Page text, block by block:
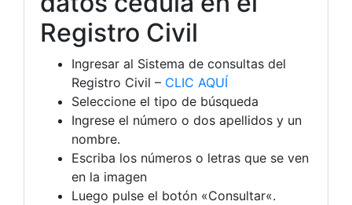
Registro Civil
Ingresar al Sistema de consultas del
Registro Civil – CLIC AQUÍ
Seleccione el tipo de búsqueda
Ingrese el número o dos apellidos y un
nombre.
Escriba los números o letras que se ven
en la imagen
Luego pulse el botón «Consultar«.